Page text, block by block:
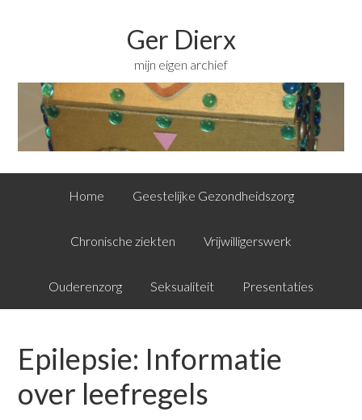
Ger Dierx
mijn eigen archief
Home Geestelijke Gezondheidszorg
Chronische ziekten Vrijwilligerswerk
Ouderenzorg Seksualiteit Presentaties
Epilepsie: Informatie
over leefregels